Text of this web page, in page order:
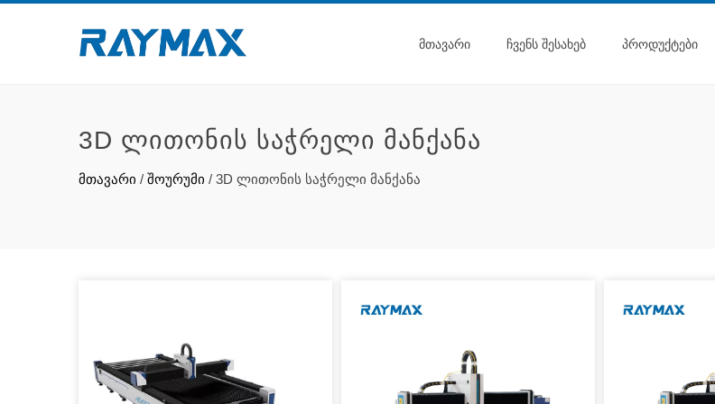
ᲛᲗᲐᲕᲐᲠᲘ ᲩᲕᲔᲜᲡ ᲨᲔᲡᲐᲮᲔᲑ ᲞᲠᲝᲓᲣᲥᲢᲔᲑᲘ
3D ᲚᲘᲗᲝᲜᲘᲡ ᲡᲐᲭᲠᲔᲚᲘ ᲛᲐᲜᲥᲐᲜᲐ
მთავარი / შოურუმი / 3D ლითონის საჭრელი მანქანა